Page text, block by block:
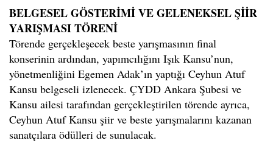
BELGESEL GÖSTERİMİ VE GELENEKSEL ŞİİR
YARIŞMASI TÖRENİ
Törende gerçekleşecek beste yarışmasının final
konserinin ardından, yapımcılığını Işık Kansu’nun,
yönetmenliğini Egemen Adak’ın yaptığı Ceyhun Atuf
Kansu belgeseli izlenecek. ÇYDD Ankara Şubesi ve
Kansu ailesi tarafından gerçekleştirilen törende ayrıca,
Ceyhun Atuf Kansu şiir ve beste yarışmalarını kazanan
sanatçılara ödülleri de sunulacak.